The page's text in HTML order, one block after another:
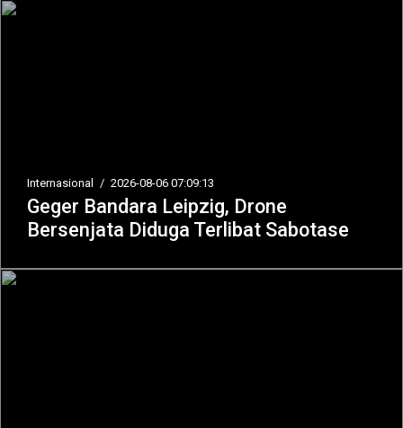
Internasional / 2026-08-06 07:09:13
Geger Bandara Leipzig, Drone
Bersenjata Diduga Terlibat Sabotase